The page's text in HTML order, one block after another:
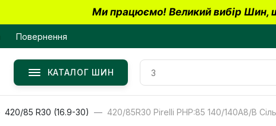
Ми працюємо! Великий вибір Шин,
Повернення
КАТАЛОГ ШИН
420/85 R30 (16.9-30) 420/85R30 Pirelli PHP:85 140/140A8/B